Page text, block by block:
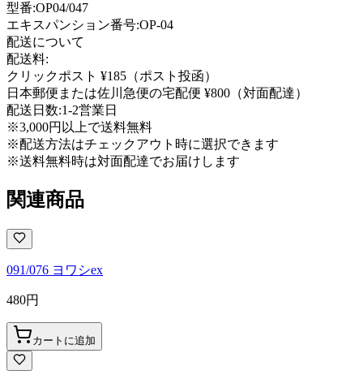
型番:OP04/047
エキスパンション番号:OP-04
配送について
配送料:
クリックポスト ¥185（ポスト投函）
日本郵便または佐川急便の宅配便 ¥800（対面配達）
配送日数:1-2営業日
※3,000円以上で送料無料
※配送方法はチェックアウト時に選択できます
※送料無料時は対面配達でお届けします
関連商品
091/076 ヨワシex
480円
カートに追加